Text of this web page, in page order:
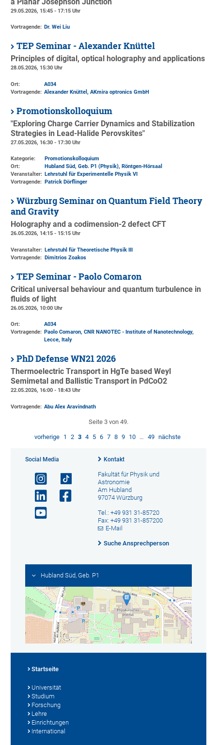
a Planar Josephson Junction
29.05.2026, 15:45 - 17:15 Uhr
Vortragende: Dr. Wei Liu
TEP Seminar - Alexander Knüttel
Principles of digital, optical holography and applications
28.05.2026, 15:30 Uhr
Ort:
A034
Vortragende: Alexander Knüttel, AKmira optronics GmbH
Promotionskolloquium
"Exploring Charge Carrier Dynamics and Stabilization
Strategies in Lead-Halide Perovskites"
27.05.2026, 16:30 - 17:30 Uhr
Kategorie:
Promotionskolloquium
Ort:
Hubland Süd, Geb. P1 (Physik), Röntgen-Hörsaal
Veranstalter: Lehrstuhl für Experimentelle Physik VI
Vortragende:
Patrick Dörflinger
Würzburg Seminar on Quantum Field Theory
and Gravity
Holography and a codimension-2 defect CFT
26.05.2026, 14:15 - 15:15 Uhr
Veranstalter: Lehrstuhl für Theoretische Physik III
Vortragende: Dimitrios Zoakos
TEP Seminar - Paolo Comaron
Critical universal behaviour and quantum turbulence in
fluids of light
26.05.2026, 10:00 Uhr
Ort:
A034
Vortragende: Paolo Comaron, CNR NANOTEC - Institute of Nanotechnology,
Lecce, Italy
PhD Defense WN21 2026
Thermoelectric Transport in HgTe based Weyl
Semimetal and Ballistic Transport in PdCoO2
22.05.2026, 16:00 - 18:43 Uhr
Vortragende: Abu Alex Aravindnath
Seite 3 von 49.
vorherige 1 2 3 4 5 6 7 8 9 10 … 49 nächste
Social Media Kontakt
Fakultät für Physik und
Astronomie
Am Hubland
97074 Würzburg
Tel.: +49 931 31-85720
Fax: +49 931 31-857200
E-Mail
Suche Ansprechperson
Hubland Süd, Geb. P1
Startseite
Universität
Studium
Forschung
Lehre
Einrichtungen
International